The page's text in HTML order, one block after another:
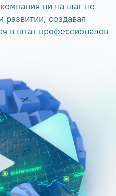
ни на шаг не
развитии, создавая
в штат профессионалов